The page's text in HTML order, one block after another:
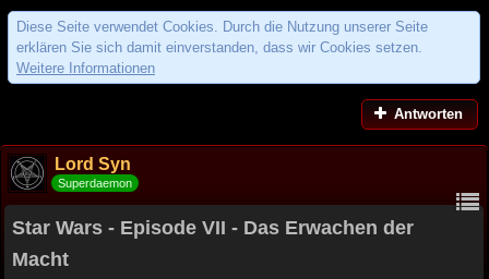
Diese Seite verwendet Cookies. Durch die Nutzung unserer Seite
erklären Sie sich damit einverstanden, dass wir Cookies setzen.
Weitere Informationen
Antworten
Lord Syn
Superdaemon
Star Wars - Episode VII - Das Erwachen der
Macht